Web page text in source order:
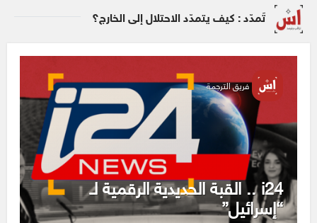
تَمدّد : كيف يتمدّد الاحتلال إلى الخارج؟
فريق الترجمة
i24 .. القبة الحديدية الرقمية لـ
“إسرائيل”